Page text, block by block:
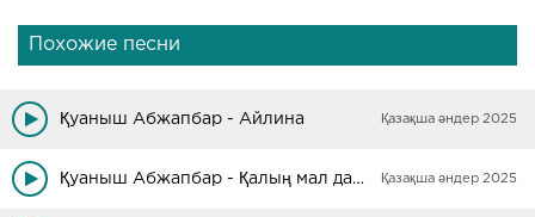
Похожие песни
Қуаныш Абжапбар - Айлина Қазақша әндер 2025
Қуаныш Абжапбар - Қалың мал дайын Қазақша әндер 2025